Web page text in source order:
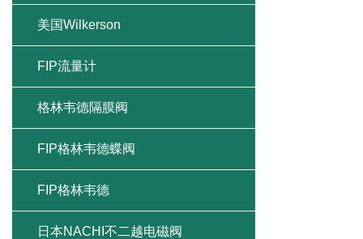
美国Wilkerson
FIP流量计
格林韦德隔膜阀
FIP格林韦德蝶阀
FIP格林韦德
日本NACHI不二越电磁阀